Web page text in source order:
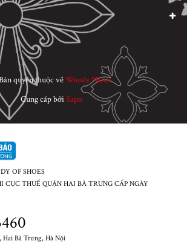
quyền thuộc vềWoody Planet
Cung cấp bởiSapo
OF SHOES
CỤC THUẾ QUẬN HAI BÀ TRƯNG CẤP NGÀY
Bà Trưng, Hà Nội